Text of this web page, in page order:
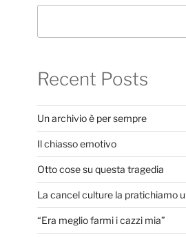
Recent Posts
Un archivio è per sempre
Il chiasso emotivo
Otto cose su questa tragedia
La cancel culture la pratichiamo
“Era meglio farmi i cazzi mia”